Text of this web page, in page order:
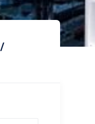
/